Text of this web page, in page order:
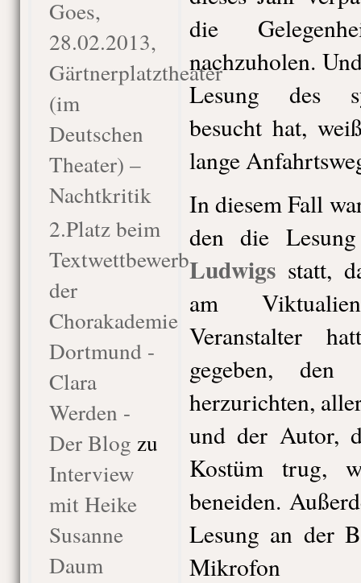
Goes,
28.02.2013,
Gärtnerplatztheater
(im
Deutschen
Theater) –
Nachtkritik
2.Platz beim
Textwettbewerb
der
Chorakademie
Dortmund -
Clara
Werden -
Der Blog zu
Interview
mit Heike
Susanne
Daum
die
nachzuholen.
Lesung des
besucht hat,
lange
In diesem Fall
den die
Ludwigsstatt,
am
Veranstalter
gegeben, den
herzurichten,
und der Autor,
Kostüm trug,
beneiden.
Lesung an der
Mikrofon